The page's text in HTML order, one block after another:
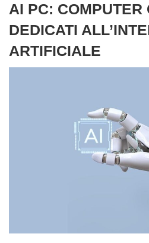
AI PC: COMPUTER
DEDICATI
ARTIFICIALE